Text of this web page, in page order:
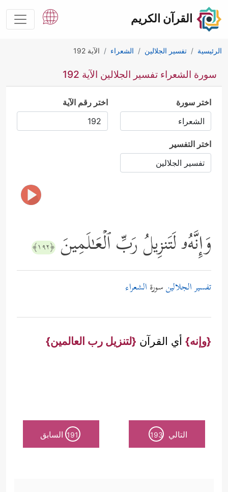
القرآن الكريم
الرئيسية تفسير الجلالين الشعراء الآية 192
سورة الشعراء تفسير الجلالين الآية 192
اختر سورة اختر رقم الآية
اختر التفسير
وَإِنَّهُۥ لَتَنزِیلُ رَبِّ ٱلۡعَـٰلَمِینَ ﴿١٩٢﴾
تفسير الجلالينسورة الشعراء
{وإنه} أي القرآن {لتنزيل رب العالمين}
التالي 193
191 السابق